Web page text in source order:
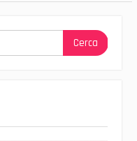
Ricerca
per: